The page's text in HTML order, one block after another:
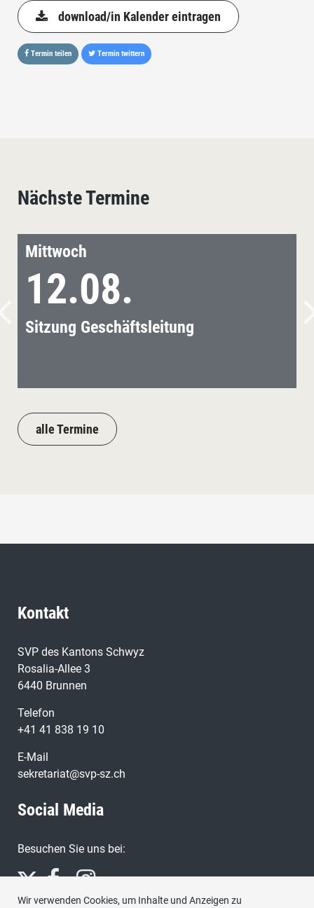
download/in Kalender eintragen
Termin teilen Termin twittern
Nächste Termine
Mittwoch
12.08.
Sitzung Geschäftsleitung
alle Termine
Kontakt
SVP des Kantons Schwyz
Rosalia-Allee 3
6440 Brunnen
Telefon
+41 41 838 19 10
E-Mail
sekretariat@svp-sz.ch
Social Media
Besuchen Sie uns bei:
Wir verwenden Cookies, um Inhalte und Anzeigen zu